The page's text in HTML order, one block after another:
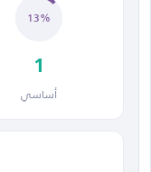
13%
1
أساسي